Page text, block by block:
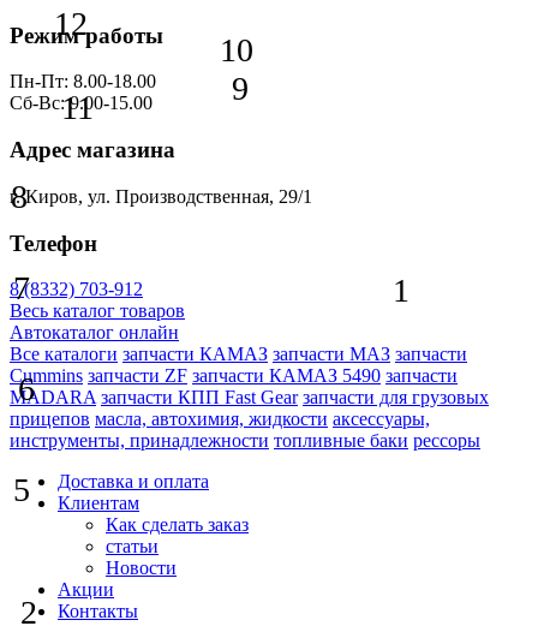
Режим работы
Пн-Пт: 8.00-18.00
Сб-Вс: 9.00-15.00
Адрес магазина
г. Киров, ул. Производственная, 29/1
Телефон
8 (8332) 703-912
Весь каталог товаров
Автокаталог онлайн
Все каталоги запчасти КАМАЗ запчасти МАЗ запчасти
Cummins запчасти ZF запчасти КАМАЗ 5490 запчасти
MADARA запчасти КПП Fast Gear запчасти для грузовых
прицепов масла, автохимия, жидкости аксессуары,
инструменты, принадлежности топливные баки рессоры
Доставка и оплата
Клиентам
Как сделать заказ
статьи
Новости
Акции
Контакты
1
2
5
6
7
8
9
10
11
12